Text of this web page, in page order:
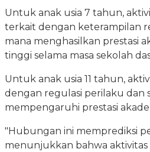
Untuk anak usia 7 tahun,
terkait dengan keterampilan
mana menghasilkan prestasi
tinggi selama masa sekolah
Untuk anak usia 11 tahun,
dengan regulasi perilaku dan
mempengaruhi prestasi
"Hubungan ini memprediksi
menunjukkan bahwa aktivitas